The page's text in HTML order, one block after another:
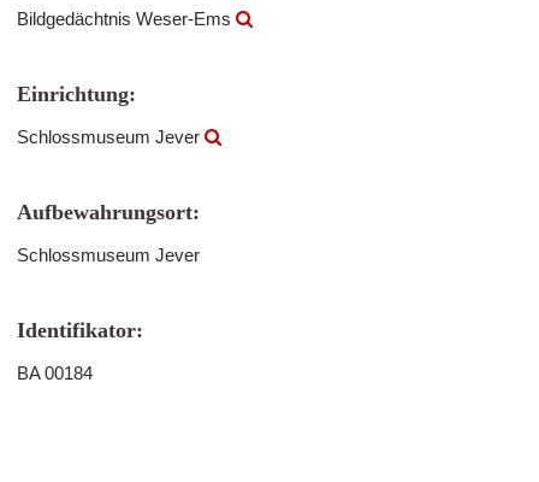
Bildgedächtnis Weser-Ems
Einrichtung:
Schlossmuseum Jever
Aufbewahrungsort:
Schlossmuseum Jever
Identifikator:
BA 00184